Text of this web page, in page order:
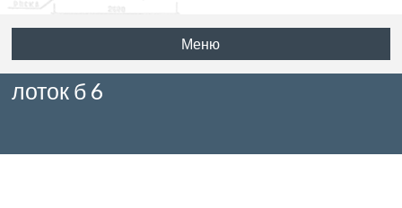
Меню
лоток б 6